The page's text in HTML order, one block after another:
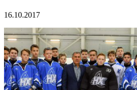
16.10.2017